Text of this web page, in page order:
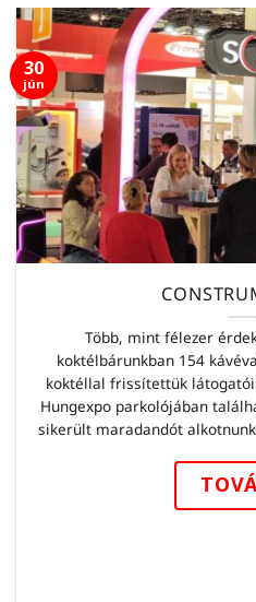
Több, mint félezer
koktélbárunkban 154
koktéllal frissítettük
Hungexpo parkolójában
sikerült maradandót
30
jún